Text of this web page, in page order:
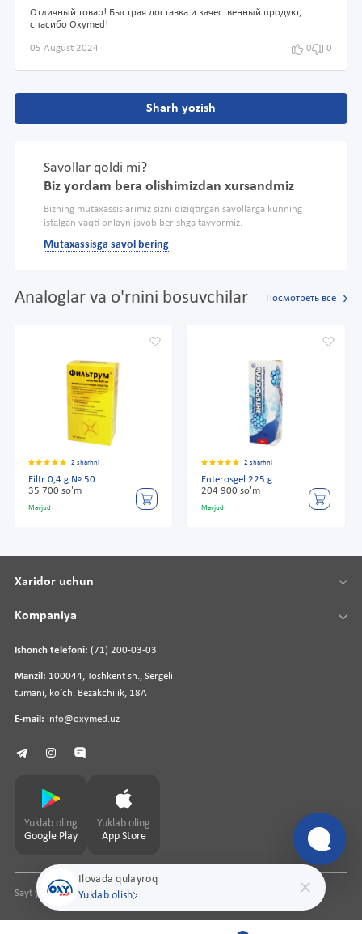
Отличный товар! Быстрая доставка и качественный продукт,
спасибо Oxymed!
05 August 2024 0 0
Sharh yozish
Savollar qoldi mi?
Biz yordam bera olishimizdan xursandmiz
Bizning mutaxassislarimiz sizni qiziqtirgan savollarga kunning
istalgan vaqti onlayn javob berishga tayyormiz.
Mutaxassisga savol bering
Analoglar va o'rnini bosuvchilar Посмотреть все
2 sharhni
Filtr 0,4 g № 50
35 700 so'm
Mavjud
2 sharhni
Enterosgel 225 g
204 900 so'm
Mavjud
Ilovada qulayroq
Yuklab olish
Ishonch telefoni: (71) 200-03-03
Manzil: 100044, Toshkent sh., Sergeli
tumani, koʻch. Bezakchilik, 18A
E-mail: info@oxymed.uz
Xaridor uchun
Kompaniya
Yuklab oling
Google Play
Yuklab oling
App Store
Sayt yaratuvchipharmit.uz